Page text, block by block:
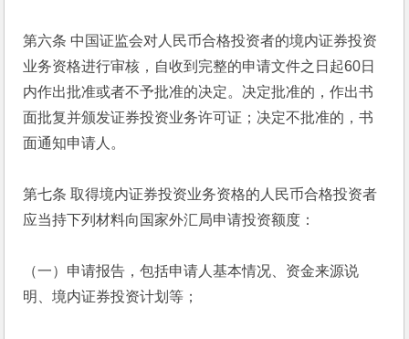
第六条 中国证监会对人民币合格投资者的境内证券投资
业务资格进行审核，自收到完整的申请文件之日起60日
内作出批准或者不予批准的决定。决定批准的，作出书
面批复并颁发证券投资业务许可证；决定不批准的，书
面通知申请人。
第七条 取得境内证券投资业务资格的人民币合格投资者
应当持下列材料向国家外汇局申请投资额度：
（一）申请报告，包括申请人基本情况、资金来源说
明、境内证券投资计划等；